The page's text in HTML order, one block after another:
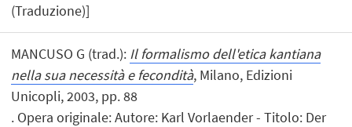
(Traduzione)]
MANCUSO G (trad.): Il formalismo dell'etica kantiana
nella sua necessità e fecondità, Milano, Edizioni
Unicopli, 2003, pp. 88
. Opera originale: Autore: Karl Vorlaender - Titolo: Der